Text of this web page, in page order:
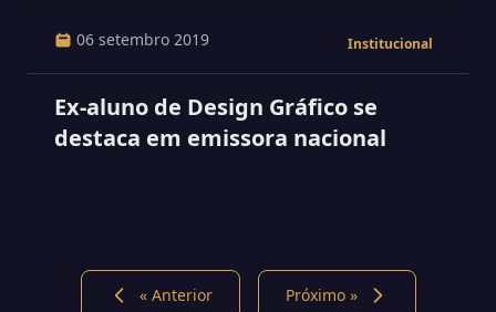
06 setembro 2019 Institucional
Ex-aluno de Design Gráfico se
destaca em emissora nacional
« Anterior Próximo »